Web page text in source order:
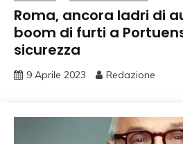
Roma, ancora ladri di
boom di furti a
sicurezza
9 Aprile 2023 Redazione